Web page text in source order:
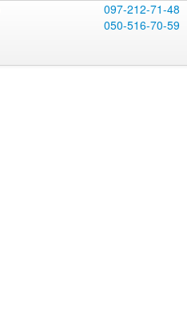
097-212-71-48
050-516-70-59